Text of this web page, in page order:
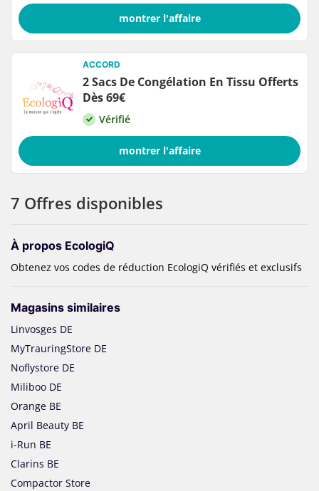
7 Offres disponibles
À propos EcologiQ
Obtenez vos codes de réduction EcologiQ vérifiés et exclusifs
Magasins similaires
Linvosges DE
MyTrauringStore DE
Noflystore DE
Miliboo DE
Orange BE
April Beauty BE
i-Run BE
Clarins BE
Compactor Store
montrer l'affaire
ACCORD
2 Sacs De Congélation En Tissu Offerts
Dès 69€
Vérifié
montrer l'affaire